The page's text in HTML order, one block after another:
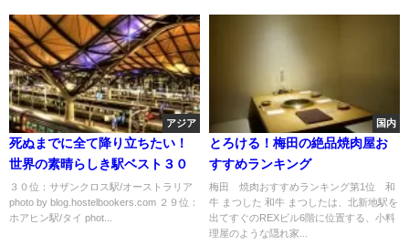
アジア
死ぬまでに全て降り立ちたい！
世界の素晴らしき駅ベスト３０
３０位：サザンクロス駅/オーストラリア
photo by blog.hostelbookers.com ２９位：
ホアヒン駅/タイ phot...
国内
とろける！梅田の絶品焼肉屋お
すすめランキング
梅田 焼肉おすすめランキング第1位 和
牛 まつした 和牛 まつしたは、北新地駅を
出てすぐのREXビル6階に位置する、小料
理屋のような隠れ家...